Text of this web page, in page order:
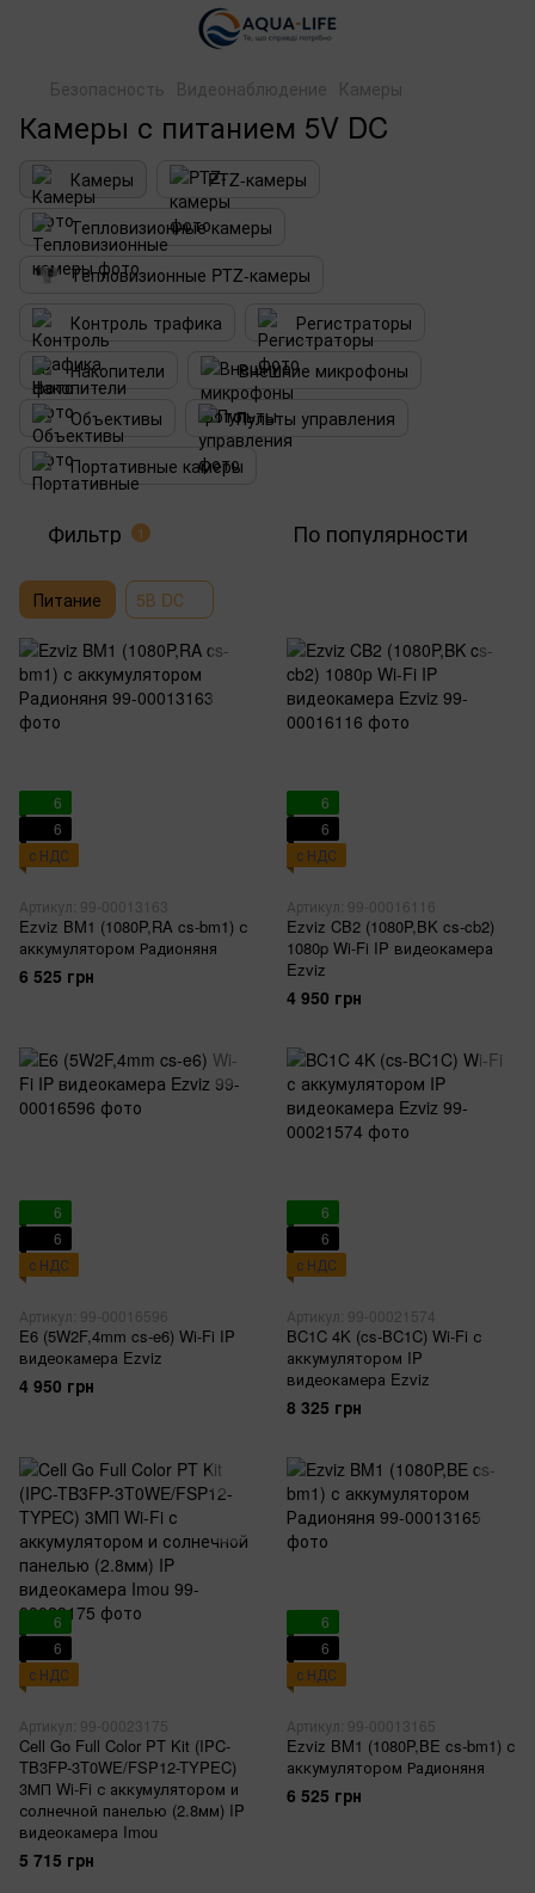
Безопасность Видеонаблюдение Камеры
Камеры с питанием 5V DC
Камеры
PTZ-камеры
Тепловизионные камеры
Тепловизионные PTZ-камеры
Контроль трафика
Регистраторы
Накопители
Внешние микрофоны
Объективы
Пульты управления
Портативные камеры
Фильтр 1 По популярности
Питание 5В DС
6
6
с НДС
Артикул: 99-00013163
Ezviz BM1 (1080P,RA cs-bm1) с
аккумулятором Радионяня
6 525 грн
6
6
с НДС
Артикул: 99-00016116
Ezviz CB2 (1080P,BK cs-cb2)
1080p Wi-Fi IP видеокамера
Ezviz
4 950 грн
6
6
с НДС
Артикул: 99-00016596
E6 (5W2F,4mm cs-e6) Wi-Fi IP
видеокамера Ezviz
4 950 грн
6
6
с НДС
Артикул: 99-00021574
BC1C 4K (cs-BC1C) Wi-Fi с
аккумулятором IP
видеокамера Ezviz
8 325 грн
6
6
с НДС
Артикул: 99-00023175
Cell Go Full Color PT Kit (IPC-
TB3FP-3T0WE/FSP12-TYPEC)
3МП Wi-Fi с аккумулятором и
солнечной панелью (2.8мм) IP
видеокамера Imou
5 715 грн
6
6
с НДС
Артикул: 99-00013165
Ezviz BM1 (1080P,BE cs-bm1) с
аккумулятором Радионяня
6 525 грн